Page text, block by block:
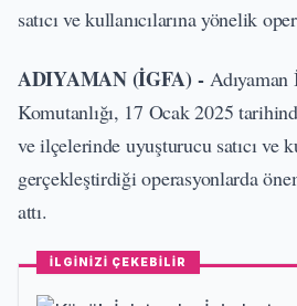
satıcı ve kullanıcılarına yönelik
ADIYAMAN (İGFA) -
Komutanlığı, 17 Ocak 2025
ve ilçelerinde uyuşturucu satıcı ve
gerçekleştirdiği operasyonlarda
attı.
İLGİNİZİ ÇEKEBİLİR